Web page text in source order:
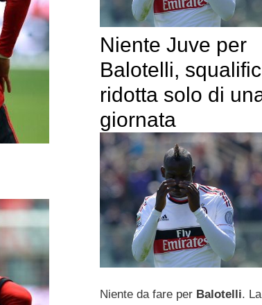
Niente Juve per
Balotelli,
ridotta solo di
giornata
Niente da fare per Balotelli. La